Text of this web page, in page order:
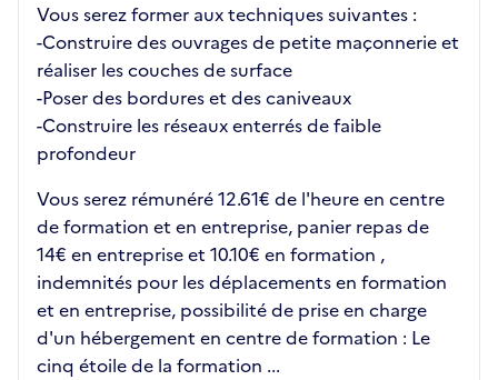
Vous serez former aux techniques suivantes :
-Construire des ouvrages de petite maçonnerie et
réaliser les couches de surface
-Poser des bordures et des caniveaux
-Construire les réseaux enterrés de faible
profondeur
Vous serez rémunéré 12.61€ de l'heure en centre
de formation et en entreprise, panier repas de
14€ en entreprise et 10.10€ en formation ,
indemnités pour les déplacements en formation
et en entreprise, possibilité de prise en charge
d'un hébergement en centre de formation : Le
cinq étoile de la formation ...